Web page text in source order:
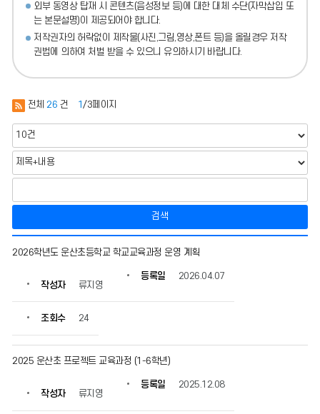
외부 동영상 탑재 시 콘텐츠(음성정보 등)에 대한 대체 수단(자막삽입 또
는 본문설명)이 제공되어야 합니다.
저작권자의 허락없이 제작물(사진,그림,영상,폰트 등)을 올릴경우 저작
권법에 의하여 처벌 받을 수 있으니 유의하시기 바랍니다.
전체 26 건 1 /3페이지
검색
래
교
정
의
2026학년도 운산초등학교 학교교육과정 운영 계획
작성자 류지영
등록일 2026.04.07
조회수 24
2025 운산초 프로젝트 교육과정 (1-6학년)
작성자 류지영
등록일 2025.12.08